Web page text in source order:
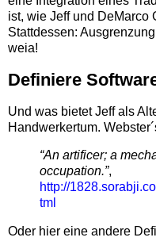
ist, wie Jeff und DeMarco
Stattdessen:
weia!
Definiere
Und was bietet Jeff als
Handwerkertum.
“An artificer; a
occupation.”,
http://
tml
Oder hier eine andere